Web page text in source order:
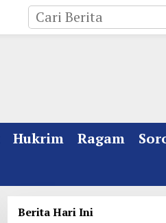
Hukrim Ragam
Berita Hari Ini